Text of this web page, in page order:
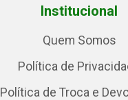
Institucional
Quem Somos
Política de
Política de Troca e